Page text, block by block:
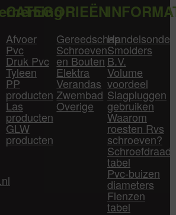
CATEGORIEËN
Afvoer
Pvc
Druk Pvc
Tyleen
PP
producten
Las
producten
GLW
producten
Gereedschap
Schroeven
en Bouten
Elektra
Verandas
Zwembad
Overige
Smolders
B.V.
Volume
voordeel
Slagpluggen
gebruiken
Waarom
roesten Rvs
schroeven?
Schroefdraad
tabel
Pvc-buizen
diameters
Flenzen
tabel